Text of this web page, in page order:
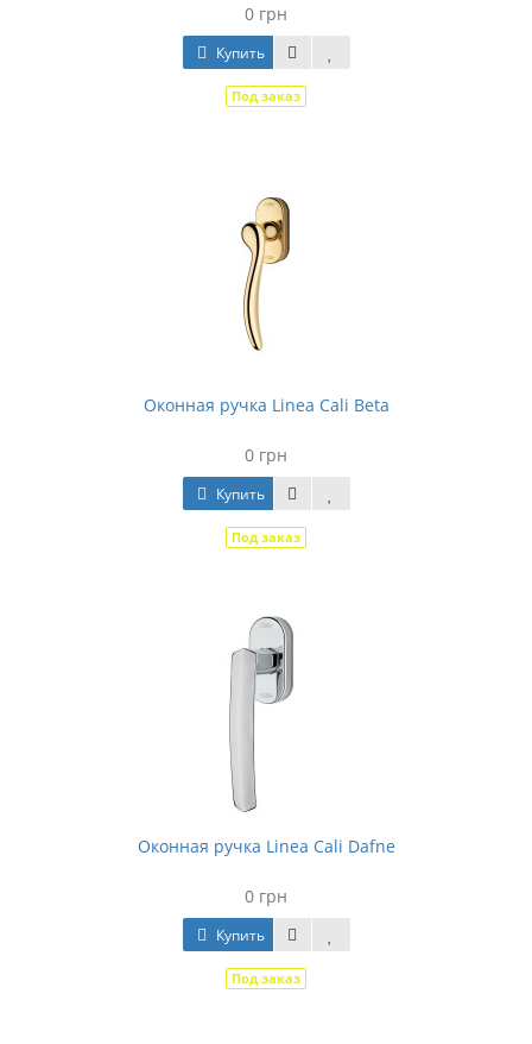
0 грн
Купить
Под заказ
Оконная ручка Linea Cali Beta
0 грн
Купить
Под заказ
Оконная ручка Linea Cali Dafne
0 грн
Купить
Под заказ